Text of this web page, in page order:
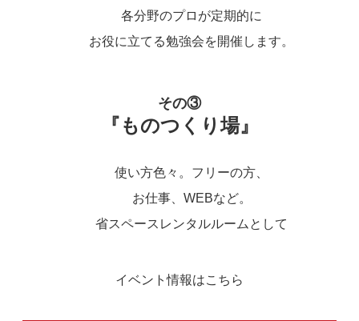
各分野のプロが定期的に
お役に立てる勉強会を開催します。
その③
『ものつくり場』
使い方色々。フリーの方、
お仕事、WEBなど。
省スペースレンタルルームとして
イベント情報はこちら